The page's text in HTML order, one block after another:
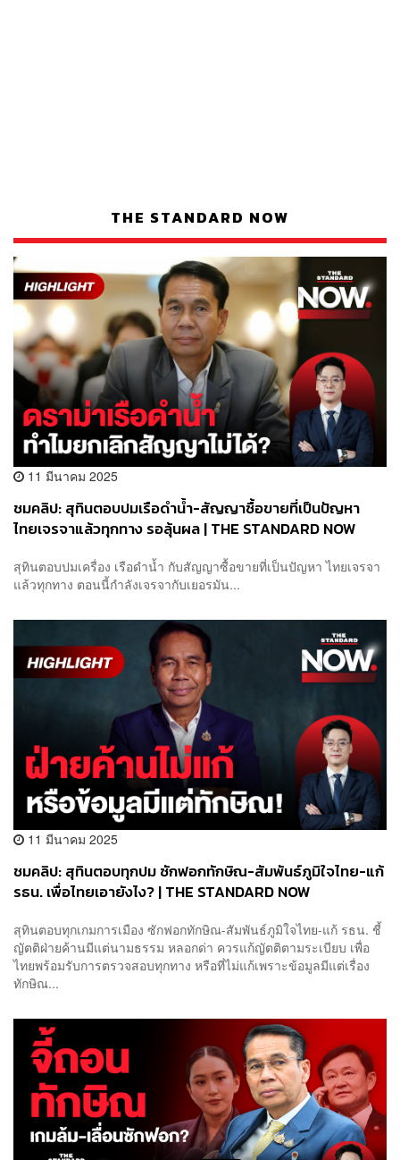
THE STANDARD NOW
11 มีนาคม 2025
ชมคลิป: สุทินตอบปมเรือดำน้ำ-สัญญาซื้อขายที่เป็นปัญหา
ไทยเจรจาแล้วทุกทาง รอลุ้นผล | THE STANDARD NOW
สุทินตอบปมเครื่อง เรือดำน้ำ กับสัญญาซื้อขายที่เป็นปัญหา ไทยเจรจา
แล้วทุกทาง ตอนนี้กำลังเจรจากับเยอรมัน...
11 มีนาคม 2025
ชมคลิป: สุทินตอบทุกปม ซักฟอกทักษิณ-สัมพันธ์ภูมิใจไทย-แก้
รธน. เพื่อไทยเอายังไง? | THE STANDARD NOW
สุทินตอบทุกเกมการเมือง ซักฟอกทักษิณ-สัมพันธ์ภูมิใจไทย-แก้ รธน. ชี้
ญัตติฝ่ายค้านมีแต่นามธรรม หลอกด่า ควรแก้ญัตติตามระเบียบ เพื่อ
ไทยพร้อมรับการตรวจสอบทุกทาง หรือที่ไม่แก้เพราะข้อมูลมีแต่เรื่อง
ทักษิณ...